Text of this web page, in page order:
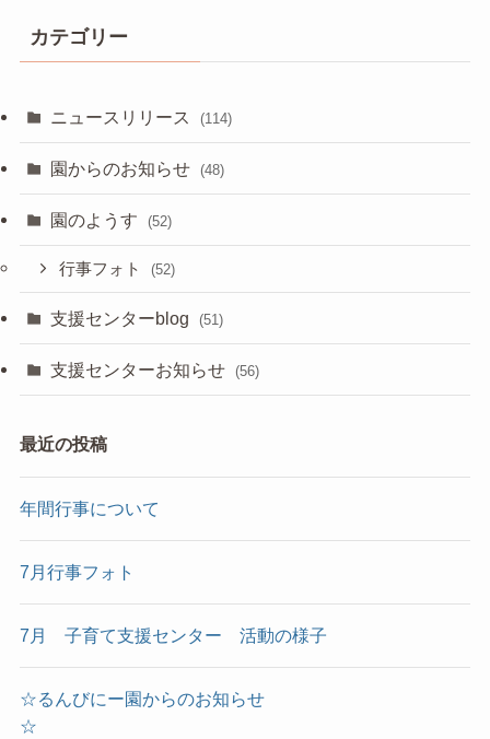
カテゴリー
ニュースリリース (114)
園からのお知らせ (48)
園のようす (52)
行事フォト (52)
支援センターblog (51)
支援センターお知らせ (56)
最近の投稿
年間行事について
7月行事フォト
7月 子育て支援センター 活動の様子
☆るんびにー園からのお知らせ
☆